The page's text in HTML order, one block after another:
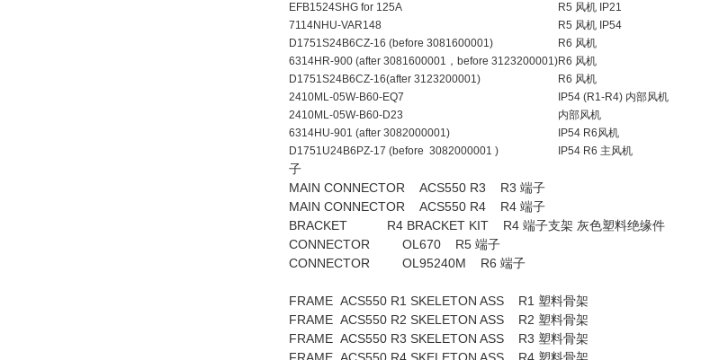
EFB1524SHG for 125A
R5 风机 IP21
7114NHU-VAR148
R5 风机 IP54
D1751S24B6CZ-16 (before 3081600001)
R6 风机
6314HR-900 (after 3081600001，before 3123200001)R6 风机
D1751S24B6CZ-16(after 3123200001)
R6 风机
2410ML-05W-B60-EQ7
IP54 (R1-R4) 内部风机
2410ML-05W-B60-D23
内部风机
6314HU-901 (after 3082000001)
IP54 R6风机
D1751U24B6PZ-17 (before 3082000001 )
IP54 R6 主风机
子
MAIN CONNECTOR ACS550 R3 R3 端子
MAIN CONNECTOR ACS550 R4 R4 端子
BRACKET R4 BRACKET KIT R4 端子支架 灰色塑料绝缘件
CONNECTOR OL670 R5 端子
CONNECTOR OL95240M R6 端子
FRAME ACS550 R1 SKELETON ASS R1 塑料骨架
FRAME ACS550 R2 SKELETON ASS R2 塑料骨架
FRAME ACS550 R3 SKELETON ASS R3 塑料骨架